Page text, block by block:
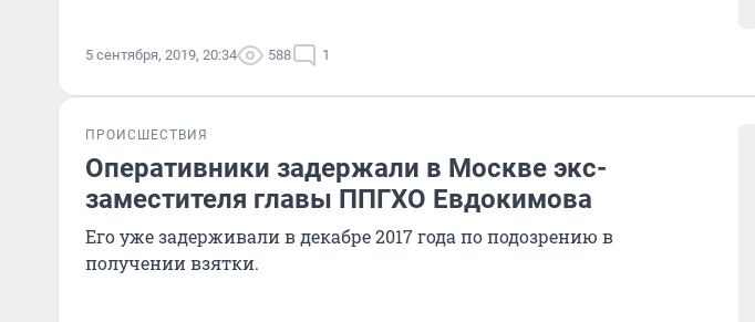
5 сентября, 2019, 20:34 588 1
ПРОИСШЕСТВИЯ
Оперативники задержали в Москве экс-
заместителя главы ППГХО Евдокимова
Его уже задерживали в декабре 2017 года по подозрению в
получении взятки.